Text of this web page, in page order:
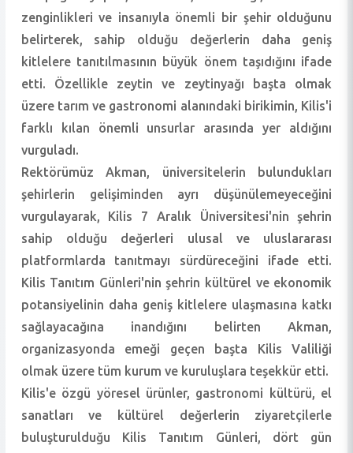
zenginlikleri ve insanıyla önemli bir şehir olduğunu
belirterek, sahip olduğu değerlerin daha geniş
kitlelere tanıtılmasının büyük önem taşıdığını ifade
etti. Özellikle zeytin ve zeytinyağı başta olmak
üzere tarım ve gastronomi alanındaki birikimin, Kilis'i
farklı kılan önemli unsurlar arasında yer aldığını
vurguladı.
Rektörümüz Akman, üniversitelerin bulundukları
şehirlerin gelişiminden ayrı düşünülemeyeceğini
vurgulayarak, Kilis 7 Aralık Üniversitesi'nin şehrin
sahip olduğu değerleri ulusal ve uluslararası
platformlarda tanıtmayı sürdüreceğini ifade etti.
Kilis Tanıtım Günleri'nin şehrin kültürel ve ekonomik
potansiyelinin daha geniş kitlelere ulaşmasına katkı
sağlayacağına inandığını belirten Akman,
organizasyonda emeği geçen başta Kilis Valiliği
olmak üzere tüm kurum ve kuruluşlara teşekkür etti.
Kilis'e özgü yöresel ürünler, gastronomi kültürü, el
sanatları ve kültürel değerlerin ziyaretçilerle
buluşturulduğu Kilis Tanıtım Günleri, dört gün